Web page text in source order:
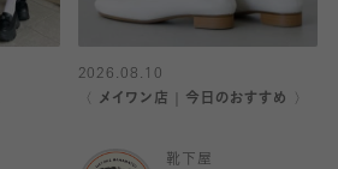
2026.08.10
〈 メイワン店｜今日のおすすめ 〉
靴下屋